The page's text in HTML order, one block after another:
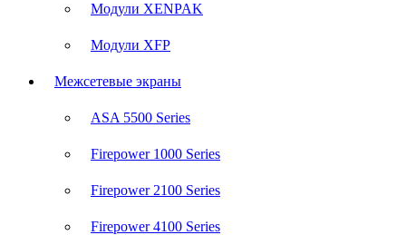
Модули XENPAK
Модули XFP
Межсетевые экраны
ASA 5500 Series
Firepower 1000 Series
Firepower 2100 Series
Firepower 4100 Series